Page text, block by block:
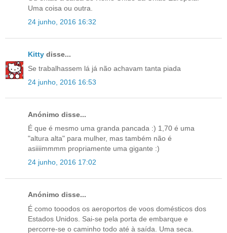
Uma coisa ou outra.
24 junho, 2016 16:32
Kitty disse...
Se trabalhassem lá já não achavam tanta piada
24 junho, 2016 16:53
Anónimo disse...
É que é mesmo uma granda pancada :) 1,70 é uma
"altura alta" para mulher, mas também não é
asiiiimmmm propriamente uma gigante :)
24 junho, 2016 17:02
Anónimo disse...
É como tooodos os aeroportos de voos domésticos dos
Estados Unidos. Sai-se pela porta de embarque e
percorre-se o caminho todo até à saída. Uma seca.